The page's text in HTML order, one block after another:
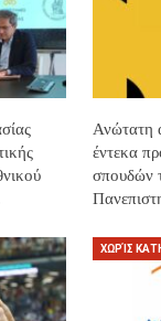
Ανώτατη
έντεκα
σπουδών
ΧΩΡΊΣ